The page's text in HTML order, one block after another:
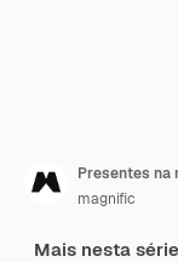
Presentes na
magnific
Mais nesta série